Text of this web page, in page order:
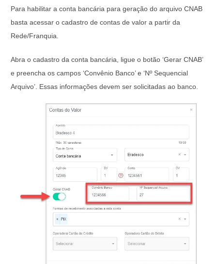
Para habilitar a conta bancária para geração do arquivo CNAB
basta acessar o cadastro de contas de valor a partir da
Rede/Franquia.
Abra o cadastro da conta bancária, ligue o botão ‘Gerar CNAB’
e preencha os campos ‘Convênio Banco’ e ‘Nº Sequencial
Arquivo’. Essas informações devem ser solicitadas ao banco.